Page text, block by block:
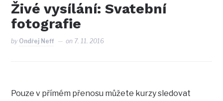
Živé vysílání: Svatební
fotografie
by Ondřej Neff on 7. 11. 2016
Pouze v přímém přenosu můžete kurzy sledovat